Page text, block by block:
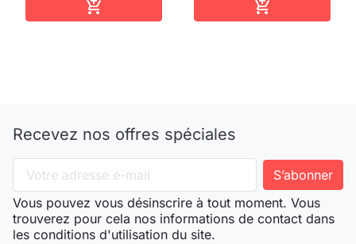
 
Recevez nos offres spéciales
Vous pouvez vous désinscrire à tout moment. Vous
trouverez pour cela nos informations de contact dans
les conditions d'utilisation du site.